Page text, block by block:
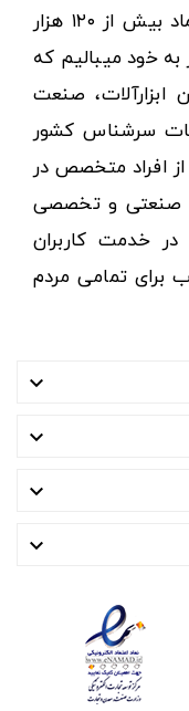
کالاهای صنعتی توانسته مورد اعتماد بیش از ۱۲۰ هزار
به خود میبالیم که
ابزارآلات، صنعت
سرشناس کشور
افراد متخصص در
صنعتی و تخصصی
خدمت کاربران
برای تمامی مردم



